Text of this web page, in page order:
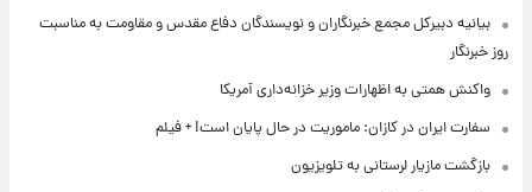
بیانیه دبیرکل مجمع خبرنگاران و نویسندگان دفاع مقدس و مقاومت به مناسبت
روز خبرنگار
واکنش همتی به اظهارات وزیر خزانه‌داری آمریکا
سفارت ایران در کازان: ماموریت در حال پایان است! + فیلم
بازگشت مازیار لرستانی به تلویزیون